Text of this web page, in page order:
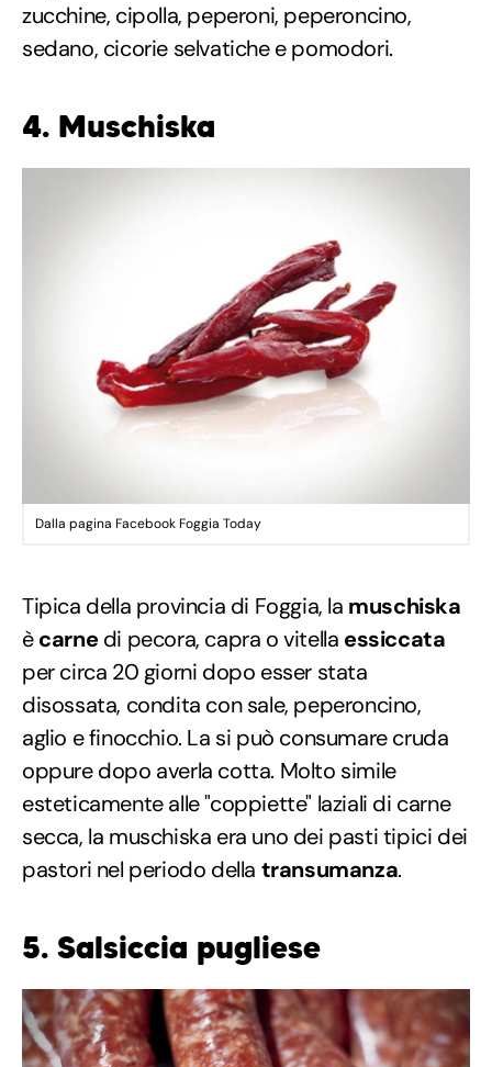
zucchine, cipolla, peperoni, peperoncino,
sedano, cicorie selvatiche e pomodori.
4. Muschiska
Dalla pagina Facebook Foggia Today
Tipica della provincia di Foggia, la muschiska
ècarnedi pecora, capra o vitella essiccata
per circa 20 giorni dopo esser stata
disossata, condita con sale, peperoncino,
aglio e finocchio. La si può consumare cruda
oppure dopo averla cotta. Molto simile
esteticamente alle "coppiette" laziali di carne
secca, la muschiska era uno dei pasti tipici dei
pastori nel periodo della transumanza.
5. Salsiccia pugliese